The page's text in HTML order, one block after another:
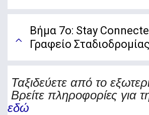
Βήμα 7ο: Stay
Γραφείο Σταδιοδρομίας
Ταξιδεύετε από το
Βρείτε πληροφορίες για
εδώ